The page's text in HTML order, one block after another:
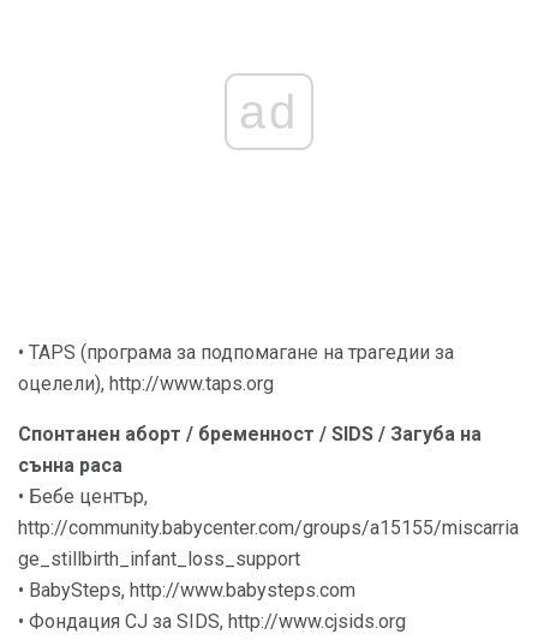
ad
• TAPS (програма за подпомагане на трагедии за
оцелели), http://www.taps.org
Спонтанен аборт / бременност / SIDS / Загуба на
сънна раса
• Бебе център,
http://community.babycenter.com/groups/a15155/miscarria
ge_stillbirth_infant_loss_support
• BabySteps, http://www.babysteps.com
• Фондация CJ за SIDS, http://www.cjsids.org